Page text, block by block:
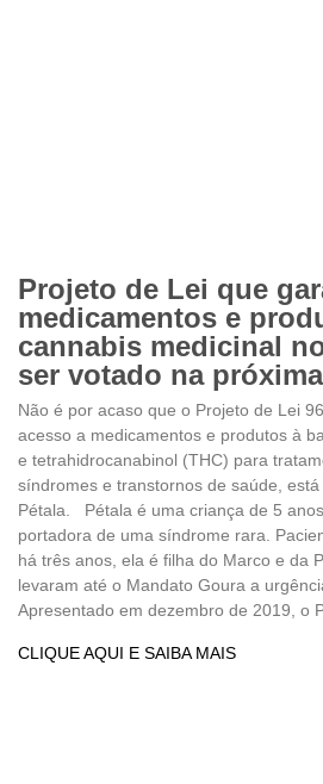
Projeto de Lei que
medicamentos e
cannabis medicinal
ser votado na
Não é por acaso que o Projeto de Lei
acesso a medicamentos e produtos à
e tetrahidrocanabinol (THC) para
síndromes e transtornos de saúde,
Pétala. Pétala é uma criança de 5
portadora de uma síndrome rara.
há três anos, ela é filha do Marco e da
levaram até o Mandato Goura a
Apresentado em dezembro de 2019, o
CLIQUE AQUI E SAIBA MAIS